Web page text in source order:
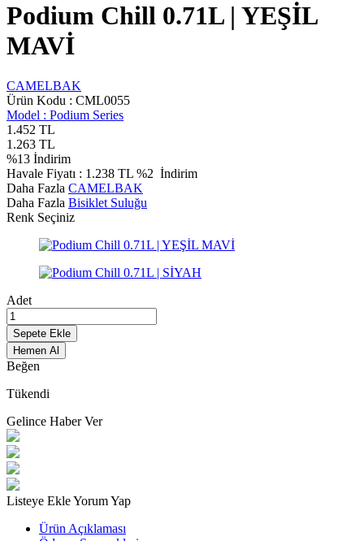
Podium Chill 0.71L | YEŞİL
MAVİ
CAMELBAK
Ürün Kodu : CML0055
Model : Podium Series
1.452 TL
1.263 TL
%13 İndirim
Havale Fiyatı : 1.238 TL %2 İndirim
Daha Fazla CAMELBAK
Daha Fazla Bisiklet Suluğu
Renk Seçiniz
Adet
Sepete Ekle
Hemen Al
Beğen
Tükendi
Gelince Haber Ver
Listeye EkleYorum Yap
Ürün Açıklaması